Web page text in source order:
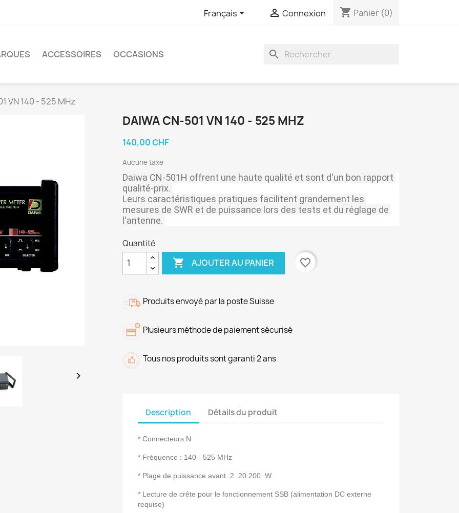
Français  Connexion shopping_cart Panier (0)
ACCESSOIRES OCCASIONS search
VN 140 - 525 MHz

DAIWA CN-501 VN 140 - 525 MHZ
140,00 CHF
Aucune taxe
Daiwa CN-501H offrent une haute qualité et sont d'un bon rapport
qualité-prix.
Leurs caractéristiques pratiques facilitent grandement les
mesures de SWR et de puissance lors des tests et du réglage de
l'antenne.
Quantité
 AJOUTER AU PANIER favorite_border
Produits envoyé par la poste Suisse
Plusieurs méthode de paiement sécurisé
Tous nos produits sont garanti 2 ans
Description Détails du produit
* Connecteurs N
* Fréquence : 140 - 525 MHz
* Plage de puissance avant :2 20 200 W
* Lecture de crête pour le fonctionnement SSB (alimentation DC externe
requise)